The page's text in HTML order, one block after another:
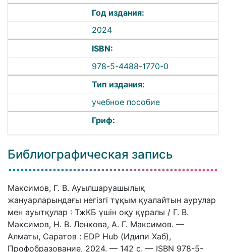
Год издания:
2024
ISBN:
978-5-4488-1770-0
Тип издания:
учебное пособие
Гриф:
Библиографическая запись
Максимов, Г. В. Ауылшаруашылық
жануарларындағы негізгі тұқым қуалайтын аурулар
мен ауытқулар : ТжКБ үшін оқу құралы / Г. В.
Максимов, Н. В. Ленкова, А. Г. Максимов. —
Алматы, Саратов : EDP Hub (Идипи Хаб),
Профобразование, 2024. — 142 c. — ISBN 978-5-